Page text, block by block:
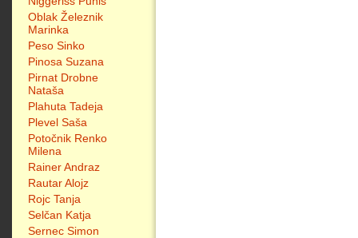
Oblak Železnik
Marinka
Peso Sinko
Pinosa Suzana
Pirnat Drobne
Nataša
Plahuta Tadeja
Plevel Saša
Potočnik Renko
Milena
Rainer Andraz
Rautar Alojz
Rojc Tanja
Selčan Katja
Sernec Simon